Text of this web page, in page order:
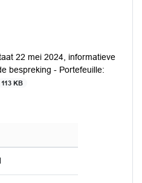
22 mei 2024, informatieve
bespreking - Portefeuille:
113 KB